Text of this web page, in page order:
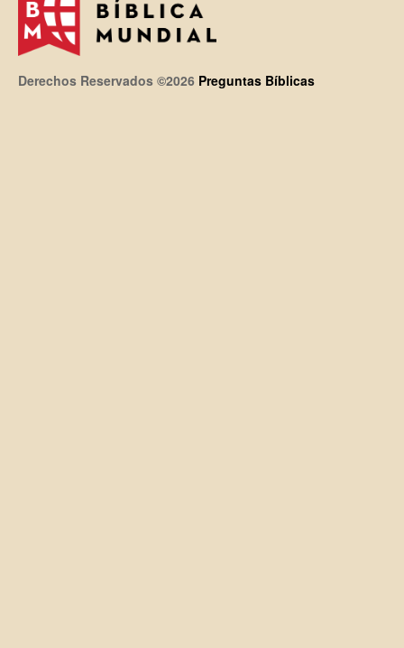
Derechos Reservados ©2026 Preguntas Bíblicas